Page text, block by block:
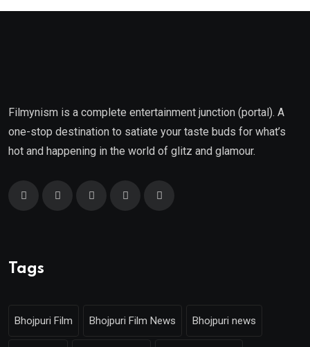
Filmynism is a complete entertainment junction (portal). A
one-stop destination to satiate your taste buds for what’s
hot and happening in the world of glitz and glamour.
Tags
Bhojpuri Film Bhojpuri Film News Bhojpuri news